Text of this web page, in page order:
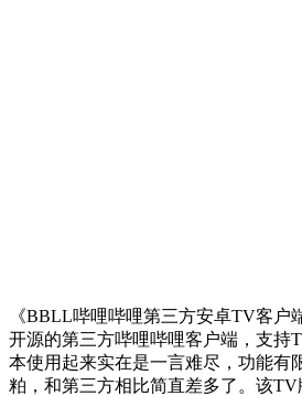
《BBLL哔哩哔哩第三方安卓TV客户
开源的第三方哔哩哔哩客户端，支持
本使用起来实在是一言难尽，功能有
粕，和第三方相比简直差多了。该